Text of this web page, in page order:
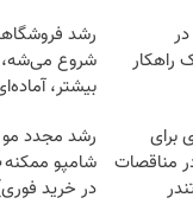
راهکار
رشد
شروع می‌شه،
بیشتر،
برای
مناقصات
رشد مجدد مو
در خرید